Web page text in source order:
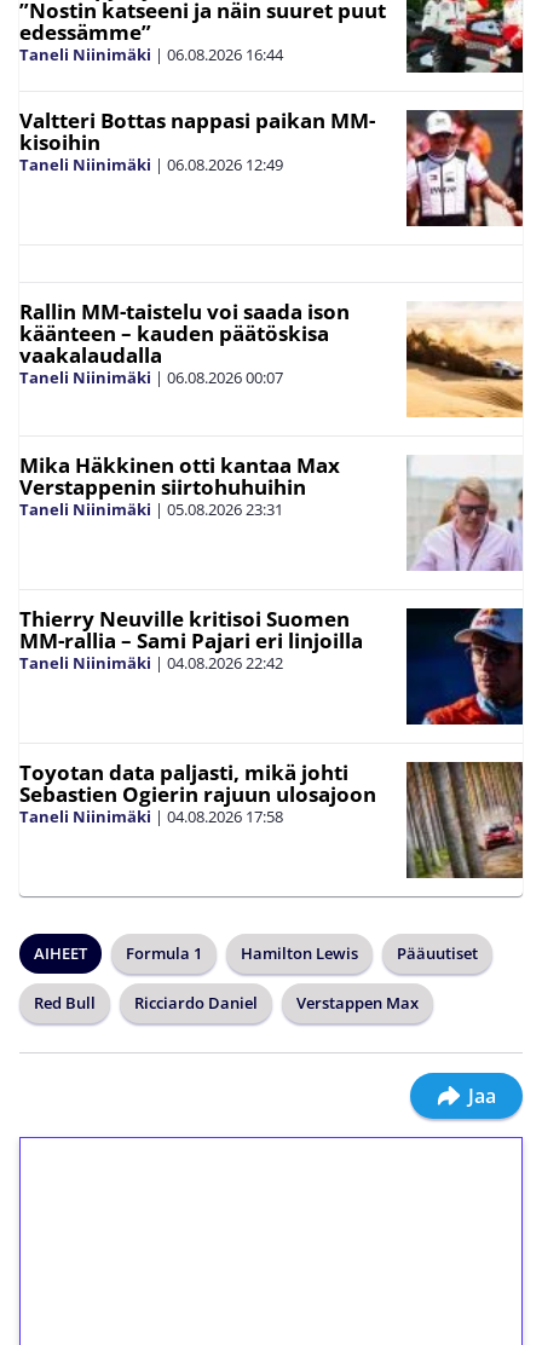
”Nostin katseeni ja näin suuret puut
edessämme”
Taneli Niinimäki | 06.08.2026 16:44
Valtteri Bottas nappasi paikan MM-
kisoihin
Taneli Niinimäki | 06.08.2026 12:49
Rallin MM-taistelu voi saada ison
käänteen – kauden päätöskisa
vaakalaudalla
Taneli Niinimäki | 06.08.202600:07
Mika Häkkinen otti kantaa Max
Verstappenin siirtohuhuihin
Taneli Niinimäki | 05.08.202623:31
Thierry Neuville kritisoi Suomen
MM-rallia – Sami Pajari eri linjoilla
Taneli Niinimäki | 04.08.202622:42
Toyotan data paljasti, mikä johti
Sebastien Ogierin rajuun ulosajoon
Taneli Niinimäki | 04.08.2026 17:58
AIHEET Formula 1 Hamilton Lewis Pääuutiset
Red Bull Ricciardo Daniel Verstappen Max
Jaa